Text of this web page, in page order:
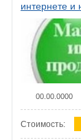
интернете и
00.00.0000
Стоимость: